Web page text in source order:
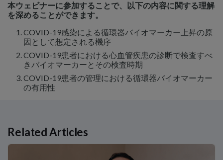
本ウェビナーに参加することで、以下の内容に関する理解
を深めることができます。
COVID-19感染による循環器バイオマーカー上昇の原
因として想定される機序
COVID-19患者における心血管疾患の診断で検査すべ
きバイオマーカーとその検査時期
COVID-19患者の管理における循環器バイオマーカー
の有用性
Related Articles
Related Links